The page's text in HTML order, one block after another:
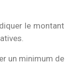
le montant
un minimum de